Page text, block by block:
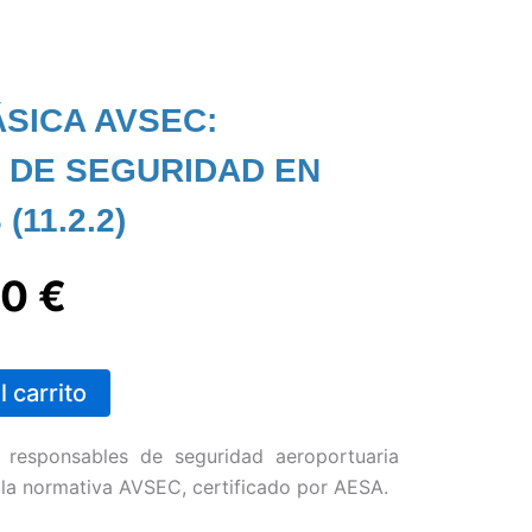
AVSEC:
SEGURIDAD EN
(11.2.2)
€
precio
actual
es:
carrito
de seguridad aeroportuaria
normativa AVSEC, certificado por AESA.